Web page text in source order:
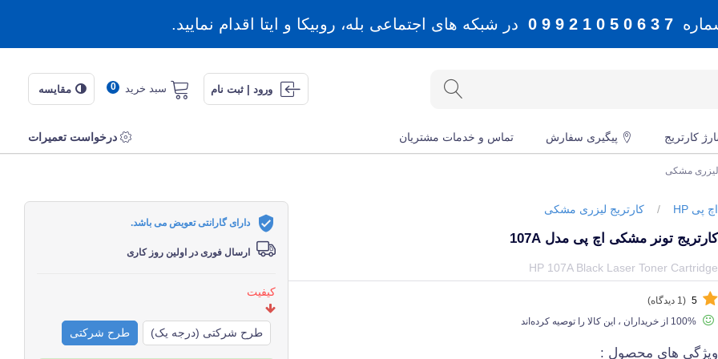
7 3 6 0 5 0 1 2 9 9 0 در شبکه های اجتماعی بله، روبیکا و ایتا اقدام نمایید.
ورود | ثبت نام 0 سبد خرید مقایسه
کارتریج پیگیری سفارش تماس و خدمات مشتریان درخواست تعمیرات
لیزری مشکی
اچ پی HP / کارتریج لیزری مشکی
کارتریج تونر مشکی اچ پی مدل 107A
HP 107A Black Laser Toner Cartridge
5 (1 دیدگاه)
ویژگی های محصول :
دارای گارانتی تعویض می باشد.
ارسال فوری در اولین روز کاری
کیفیت
طرح شرکتی (درجه یک) طرح شرکتی